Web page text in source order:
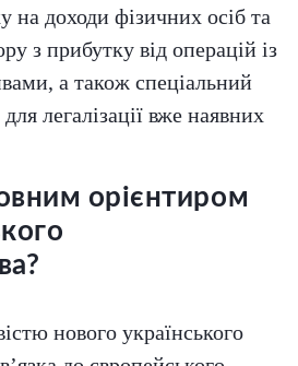
на доходи фізичних осіб та
з прибутку від операцій із
а також спеціальний
легалізації вже наявних
орієнтиром
нового українського